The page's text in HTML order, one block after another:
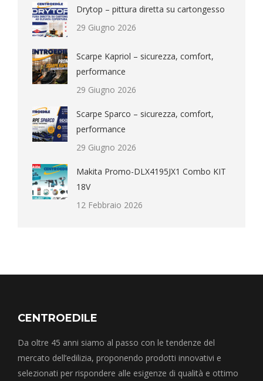
Drytop – pittura diretta su cartongesso
29 Giugno 2026
Scarpe Kapriol – sicurezza, comfort,
performance
29 Giugno 2026
Scarpe Sparco – sicurezza, comfort,
performance
29 Giugno 2026
Makita Promo-DLX4195JX1 Combo KIT
18V
12 Febbraio 2026
CENTROEDILE
Da oltre 45 anni siamo al passo con le tendenze del
mercato dell’edilizia, proponendo prodotti innovativi e
selezionati per rispondere alle esigenze di qualità e ottimo